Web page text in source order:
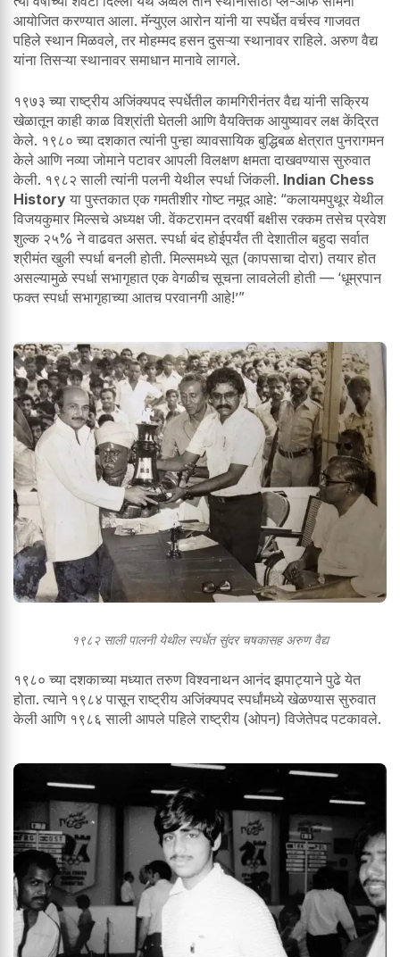
आयोजित करण्यात आला. मॅन्युएल आरोन यांनी या स्पर्धेत वर्चस्व गाजवत
पहिले स्थान मिळवले, तर मोहम्मद हसन दुसऱ्या स्थानावर राहिले. अरुण वैद्य
यांना तिसऱ्या स्थानावर समाधान मानावे लागले.
१९७३ च्या राष्ट्रीय अजिंक्यपद स्पर्धेतील कामगिरीनंतर वैद्य यांनी सक्रिय
खेळातून काही काळ विश्रांती घेतली आणि वैयक्तिक आयुष्यावर लक्ष केंद्रित
केले. १९८० च्या दशकात त्यांनी पुन्हा व्यावसायिक बुद्धिबळ क्षेत्रात पुनरागमन
केले आणि नव्या जोमाने पटावर आपली विलक्षण क्षमता दाखवण्यास सुरुवात
केली. १९८२ साली त्यांनी पलनी येथील स्पर्धा जिंकली. Indian Chess
History या पुस्तकात एक गमतीशीर गोष्ट नमूद आहे: “कलायमपुथूर येथील
विजयकुमार मिल्सचे अध्यक्ष जी. वेंकटरामन दरवर्षी बक्षीस रक्कम तसेच प्रवेश
शुल्क २५% ने वाढवत असत. स्पर्धा बंद होईपर्यंत ती देशातील बहुदा सर्वात
श्रीमंत खुली स्पर्धा बनली होती. मिल्समध्ये सूत (कापसाचा दोरा) तयार होत
असल्यामुळे स्पर्धा सभागृहात एक वेगळीच सूचना लावलेली होती — ‘धूम्रपान
फक्त स्पर्धा सभागृहाच्या आतच परवानगी आहे!’”
१९८२ साली पालनी येथील स्पर्धेत सुंदर चषकासह अरुण वैद्य
१९८० च्या दशकाच्या मध्यात तरुण विश्वनाथन आनंद झपाट्याने पुढे येत
होता. त्याने १९८४ पासून राष्ट्रीय अजिंक्यपद स्पर्धांमध्ये खेळण्यास सुरुवात
केली आणि १९८६ साली आपले पहिले राष्ट्रीय (ओपन) विजेतेपद पटकावले.